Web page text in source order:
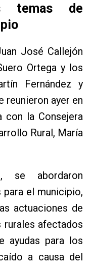
temas de
José Callejón
Ortega y los
Fernández y
reunieron ayer en
con la Consejera
Rural, María
se abordaron
el municipio,
actuaciones de
rurales afectados
ayudas para los
a causa del